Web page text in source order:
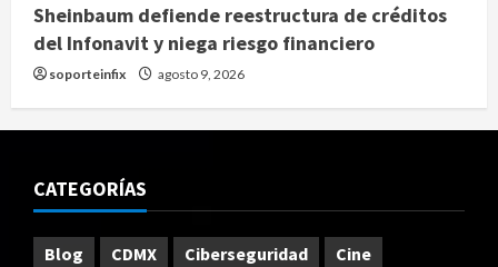
Sheinbaum defiende reestructura de créditos
del Infonavit y niega riesgo financiero
soporteinfix agosto 9, 2026
CATEGORÍAS
Blog CDMX Ciberseguridad
Cine